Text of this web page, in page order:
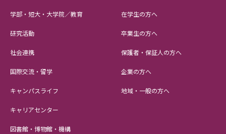
学部・短大・大学院／教育
研究活動
社会連携
国際交流・留学
キャンパスライフ
キャリアセンター
図書館・博物館・機構
在学生の方へ
卒業生の方へ
保護者・保証人の方へ
企業の方へ
地域・一般の方へ